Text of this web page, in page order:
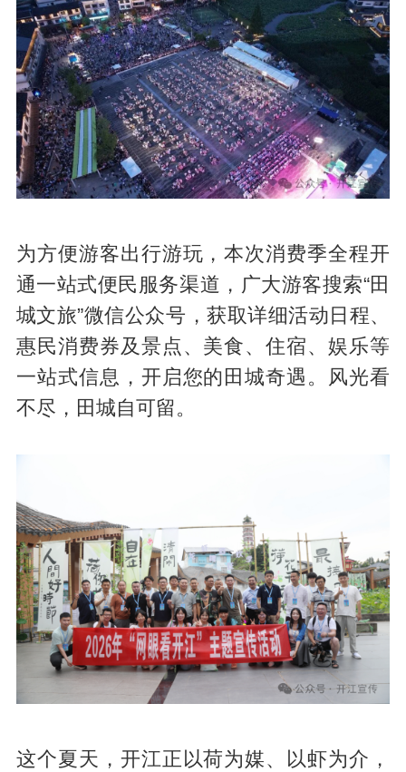
为方便游客出行游玩，本次消费季全程开
通一站式便民服务渠道，广大游客搜索“田
城文旅”微信公众号，获取详细活动日程、
惠民消费券及景点、美食、住宿、娱乐等
一站式信息，开启您的田城奇遇。风光看
不尽，田城自可留。
这个夏天，开江正以荷为媒、以虾为介，